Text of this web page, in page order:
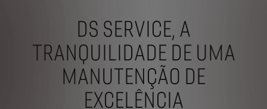
DS SERVICE, A
TRANQUILIDADE DE UMA
MANUTENÇÃO DE
EXCELÊNCIA